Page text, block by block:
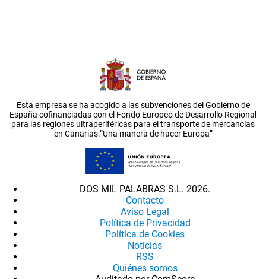
Esta empresa se ha acogido a las subvenciones del Gobierno de
España cofinanciadas con el Fondo Europeo de Desarrollo Regional
para las regiones ultraperiféricas para el transporte de mercancías
en Canarias.”Una manera de hacer Europa”
DOS MIL PALABRAS S.L. 2026.
Contacto
Aviso Legal
Política de Privacidad
Política de Cookies
Noticias
RSS
Quiénes somos